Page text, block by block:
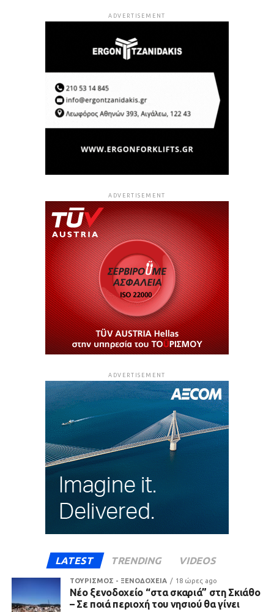
ADVERTISEMENT
ADVERTISEMENT
ADVERTISEMENT
LATEST TRENDING VIDEOS
ΤΟΥΡΙΣΜΟΣ - ΞΕΝΟΔΟΧΕΙΑ 18 ώρες ago
Νέο ξενοδοχείο “στα σκαριά” στη Σκιάθο
– Σε ποιά περιοχή του νησιού θα γίνει